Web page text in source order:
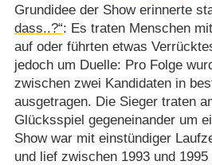
Grundidee der Show erinnerte
dass..?“: Es traten Menschen
auf oder führten etwas
jedoch um Duelle: Pro Folge
zwischen zwei Kandidaten in
ausgetragen. Die Sieger traten
Glücksspiel gegeneinander um
Show war mit einstündiger
und lief zwischen 1993 und